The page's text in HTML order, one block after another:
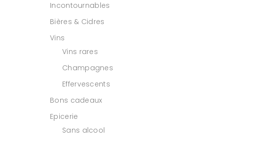
Incontournables
Bières & Cidres
Vins
Vins rares
Champagnes
Effervescents
Bons cadeaux
Epicerie
Sans alcool